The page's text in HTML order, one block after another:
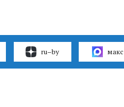
ru–by макс